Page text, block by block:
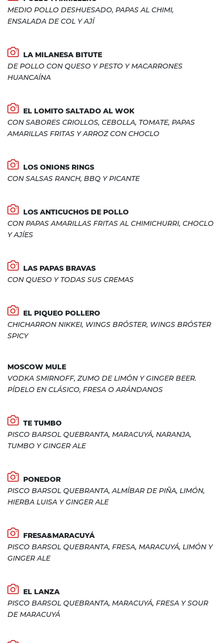
MEDIO POLLO DESHUESADO, PAPAS AL CHIMI,
ENSALADA DE COL Y AJÍ
LA MILANESA BITUTE
DE POLLO CON QUESO Y PESTO Y MACARRONES
HUANCAÍNA
EL LOMITO SALTADO AL WOK
CON SABORES CRIOLLOS, CEBOLLA, TOMATE, PAPAS
AMARILLAS FRITAS Y ARROZ CON CHOCLO
LOS ONIONS RINGS
CON SALSAS RANCH, BBQ Y PICANTE
LOS ANTICUCHOS DE POLLO
CON PAPAS AMARILLAS FRITAS AL CHIMICHURRI, CHOCLO
Y AJÍES
LAS PAPAS BRAVAS
CON QUESO Y TODAS SUS CREMAS
EL PIQUEO POLLERO
CHICHARRON NIKKEI, WINGS BRÓSTER, WINGS BRÓSTER
SPICY
MOSCOW MULE
VODKA SMIRNOFF, ZUMO DE LIMÓN Y GINGER BEER.
PÍDELO EN CLÁSICO, FRESA O ARÁNDANOS
TE TUMBO
PISCO BARSOL QUEBRANTA, MARACUYÁ, NARANJA,
TUMBO Y GINGER ALE
PONEDOR
PISCO BARSOL QUEBRANTA, ALMÍBAR DE PIÑA, LIMÓN,
HIERBA LUISA Y GINGER ALE
FRESA&MARACUYÁ
PISCO BARSOL QUEBRANTA, FRESA, MARACUYÁ, LIMÓN Y
GINGER ALE
EL LANZA
PISCO BARSOL QUEBRANTA, MARACUYÁ, FRESA Y SOUR
DE MARACUYÁ